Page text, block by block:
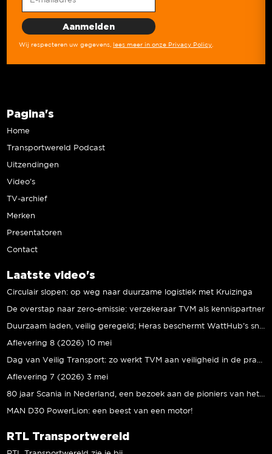
Wij respecteren uw gegevens, lees meer in onze Privacy Policy.
Pagina's
Home
Transportwereld Podcast
Uitzendingen
Video’s
TV-archief
Merken
Presentatoren
Contact
Laatste video's
Circulair slopen: op weg naar duurzame logistiek met Kruizinga
De overstap naar zero-emissie: verzekeraar TVM als kennispartner
Duurzaam laden, veilig geregeld; Heras beschermt WattHub’s snellaadplein
Aflevering 8 (2026) 10 mei
Dag van Veilig Transport: zo werkt TVM aan veiligheid in de praktijk
Aflevering 7 (2026) 3 mei
80 jaar Scania in Nederland, een bezoek aan de pioniers van het eerste uur
MAN D30 PowerLion: een beest van een motor!
RTL Transportwereld